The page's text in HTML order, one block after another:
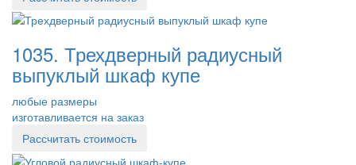
1035. Трехдверный радиусный
выпуклый шкаф купе
любые размеры
изготавливается на заказ
Рассчитать стоимость